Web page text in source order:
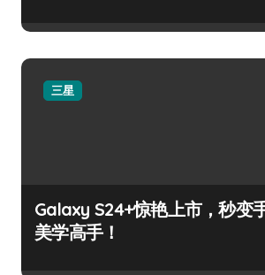
三星
Galaxy S24+惊艳上市，秒变
美学高手！